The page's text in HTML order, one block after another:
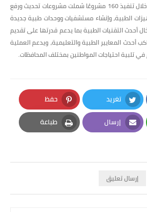
المستشفيات الجامعية، من خلال تنفيذ 160 مشروعُا شملت مشروعات تحديث ورفع
الطبية، وإنشاء مستشفيات ووحدات طبية جديدة
أحدث التقنيات الطبية بما يدعم قدرتها على تقديم
المعايير الطبية والتعليمية، ويدعم العملية
تلبية احتياجات المواطنين بمختلف المحافظات.
تغريد
Twitter
حفظ
Pinterest
إرسال
Email
طباعة
Print
إرسال تعليق